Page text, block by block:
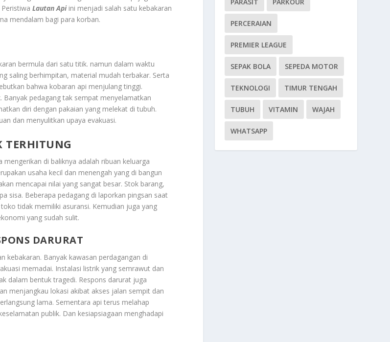
PeristiwaLautan Apiini menjadi salah satu kebakaran
mendalam bagi para korban.
bermula dari satu titik. namun dalam waktu
saling berhimpitan, material mudah terbakar. Serta
bahwa kobaran api menjulang tinggi.
Banyak pedagang tak sempat menyelamatkan
diri dengan pakaian yang melekat di tubuh.
dan menyulitkan upaya evakuasi.
TERHITUNG
di baliknya adalah ribuan keluarga
usaha kecil dan menengah yang di bangun
mencapai nilai yang sangat besar. Stok barang,
sisa. Beberapa pedagang di laporkan pingsan saat
tidak memiliki asuransi. Kemudian juga yang
yang sudah sulit.
DARURAT
kebakaran. Banyak kawasan perdagangan di
memadai. Instalasi listrik yang semrawut dan
dalam bentuk tragedi. Respons darurat juga
menjangkau lokasi akibat akses jalan sempit dan
lama. Sementara api terus melahap
publik. Dan kesiapsiagaan menghadapi
PERCERAIAN
PREMIER LEAGUE
SEPAK BOLA SEPEDA MOTOR
TEKNOLOGI TIMUR TENGAH
TUBUH VITAMIN WAJAH
WHATSAPP